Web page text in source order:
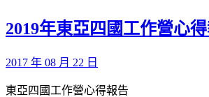
2019年東亞四國工作營心
2017 年 08 月 22 日
東亞四國工作營心得報告